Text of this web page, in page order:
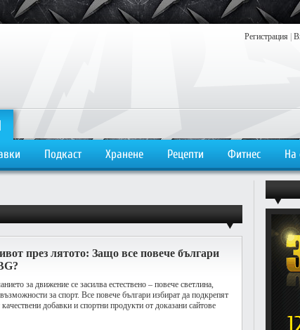
Регистрация
Подкаст Хранене Рецепти Фитнес На
през лятото: Защо все повече българи
за движение се засилва естествено – повече светлина,
за спорт. Все повече българи избират да подкрепят
добавки и спортни продукти от доказани сайтове